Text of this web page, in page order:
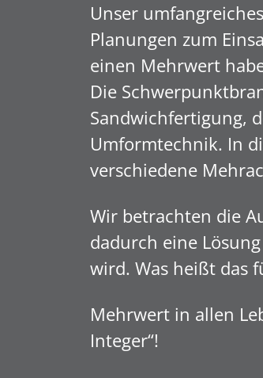
Unser
Planungen zum
einen Mehrwert
Die
Sandwichfertigung,
Umformtechnik. In
verschiedene
Wir betrachten die
dadurch eine
wird. Was heißt das
Mehrwert in allen
Integer“!